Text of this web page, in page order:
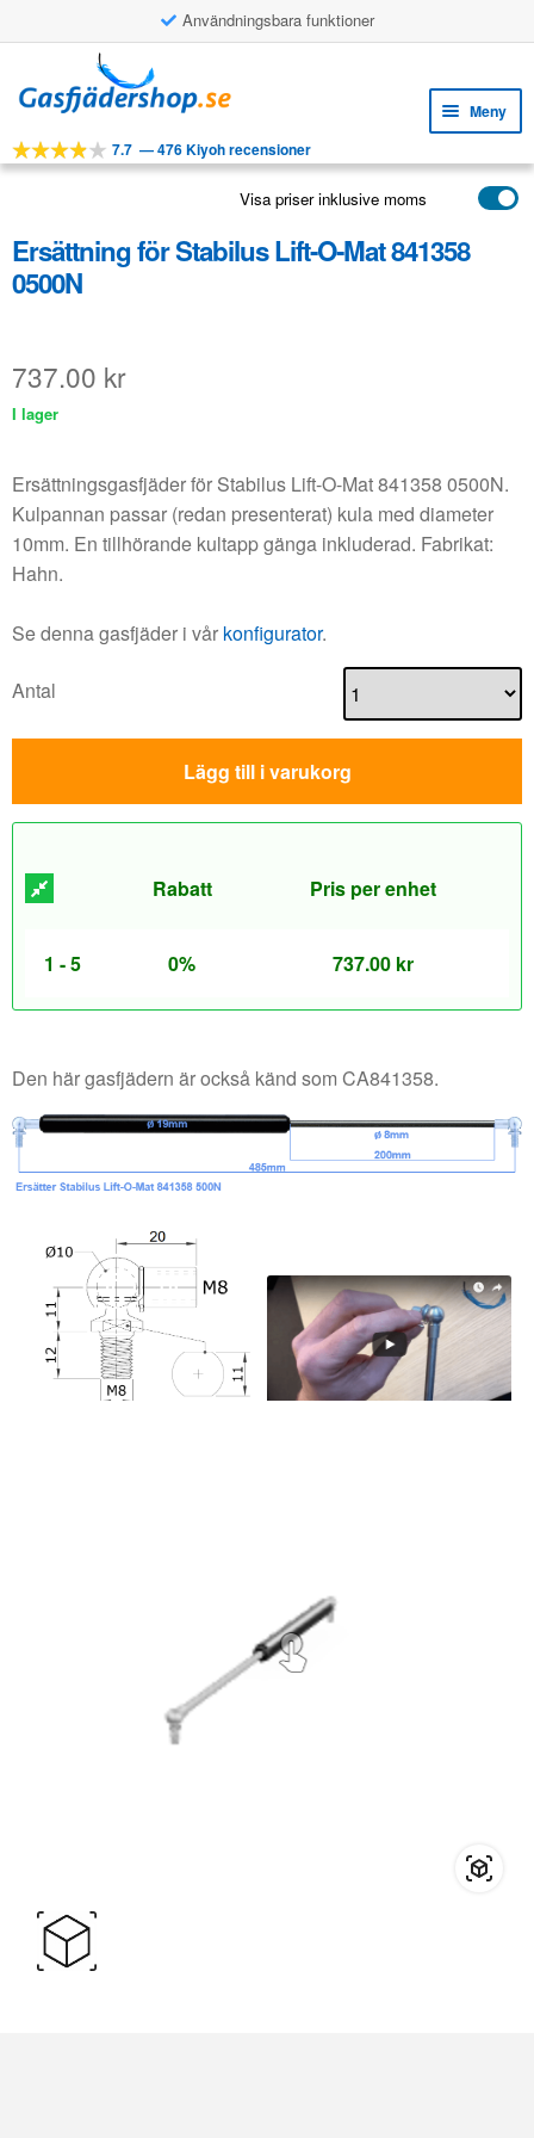
Användningsbara funktioner
till
navigering
till
innehåll
Meny
VERKTYG
APPLIKATIONER
KUNDSERVICE
7.7 —476 Kiyoh recensioner
Visa priser inklusive moms
Ersättning för Stabilus Lift-O-Mat 841358
0500N
737.00 kr
I lager
Ersättningsgasfjäder för Stabilus Lift-O-Mat 841358 0500N.
Kulpannan passar (redan presenterat) kula med diameter
10mm. En tillhörande kultapp gänga inkluderad. Fabrikat:
Hahn.
Se denna gasfjäder i vår konfigurator.
Antal
Lägg till i varukorg
Rabatt Pris per enhet
1 - 5 0% 737.00 kr
Den här gasfjädern är också känd som CA841358.